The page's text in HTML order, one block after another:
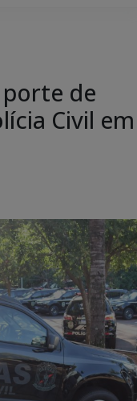
de
Civil em